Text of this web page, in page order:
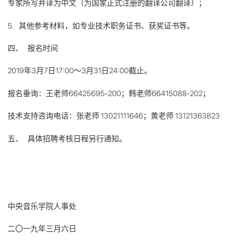
专家所写并译为中文（为国家正式注册的翻译公司翻译）；
5. 其他参考材料，如专业技术职务证书、获奖证书等。
四、 报名时间
2019年3月7日17:00～3月31日24:00截止。
报名垂询：王老师66425695-200；韩老师66415088-202；
技术支持咨询电话：张老师 13021111646；黄老师 13121363823
五、 具体招聘考核日程另行通知。
中央音乐学院人事处
二〇一九年三月六日